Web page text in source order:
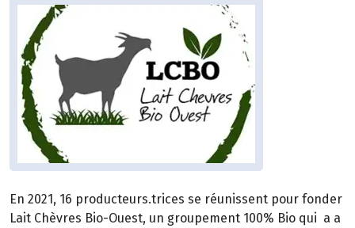
En 2021, 16 producteurs.trices se réunissent pour fonder
Lait Chèvres Bio-Ouest, un groupement 100% Bio qui a a